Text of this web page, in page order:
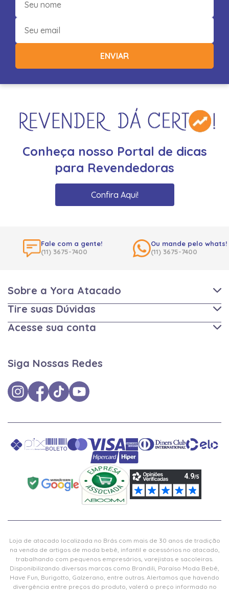
ENVIAR
Conheça nosso Portal de dicas
para Revendedoras
Confira Aqui!
Fale com a gente!
(11) 3675-7400
Ou mande pelo whats!
(11) 3675-7400
Sobre a Yora Atacado
Tire suas Dúvidas
Acesse sua conta
Siga Nossas Redes
Loja de atacado localizada no Brás com mais de 30 anos de tradição
na venda de artigos de moda bebê, infantil e acessórios no atacado,
trabalhando com pequenos empresários, varejistas e sacoleiras.
Disponibilizando diversas marcas como Brandili, Paraíso Moda Bebê,
Have Fun, Burigotto, Galzerano, entre outras. Alertamos que havendo
divergência entre preços do produto, valerá o preço informado no